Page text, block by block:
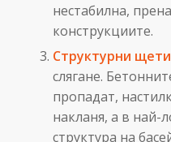
нестабилна,
конструкциите.
Структурни
слягане.
пропадат,
накланя, а в най-
структура на